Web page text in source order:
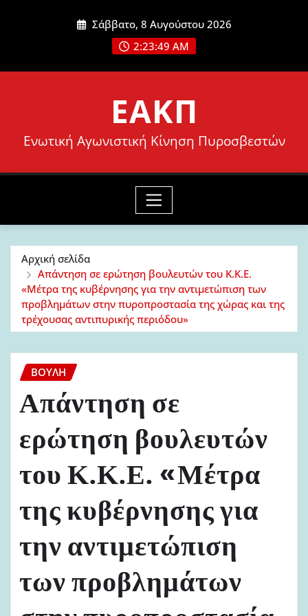
Σάββατο, 8 Αυγούστου 2026
2:23:51 AM
ΕΑΚΠ
Ενωτική Αγωνιστική Κίνηση Πυροσβεστών
Αρχική σελίδα
Απάντηση σε ερώτηση βουλευτών του Κ.Κ.Ε.
«Μέτρα της κυβέρνησης για την αντιμετώπιση των
προβλημάτων στην πυροπροστασία της χώρας και της
τρέχουσας αντιπυρικής περιόδου»
ΒΟΥΛΉ
Απάντηση σε
ερώτηση βουλευτών
του Κ.Κ.Ε. «Μέτρα
της κυβέρνησης για
την αντιμετώπιση
των προβλημάτων